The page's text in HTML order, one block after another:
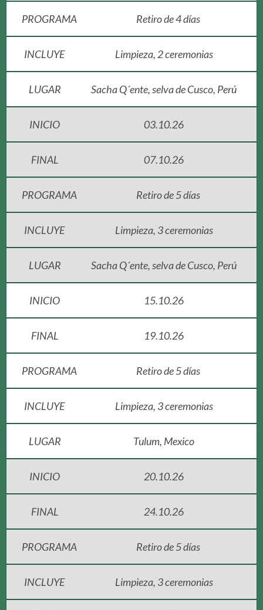
PROGRAMA Retiro de 4 días
INCLUYE Limpieza, 2 ceremonias
LUGAR Sacha Q´ente, selva de Cusco, Perú
INICIO 03.10.26
FINAL 07.10.26
PROGRAMA Retiro de 5 días
INCLUYE Limpieza, 3 ceremonias
LUGAR Sacha Q´ente, selva de Cusco, Perú
INICIO 15.10.26
FINAL 19.10.26
PROGRAMA Retiro de 5 días
INCLUYE Limpieza, 3 ceremonias
LUGAR Tulum, Mexico
INICIO 20.10.26
FINAL 24.10.26
PROGRAMA Retiro de 5 días
INCLUYE Limpieza, 3 ceremonias